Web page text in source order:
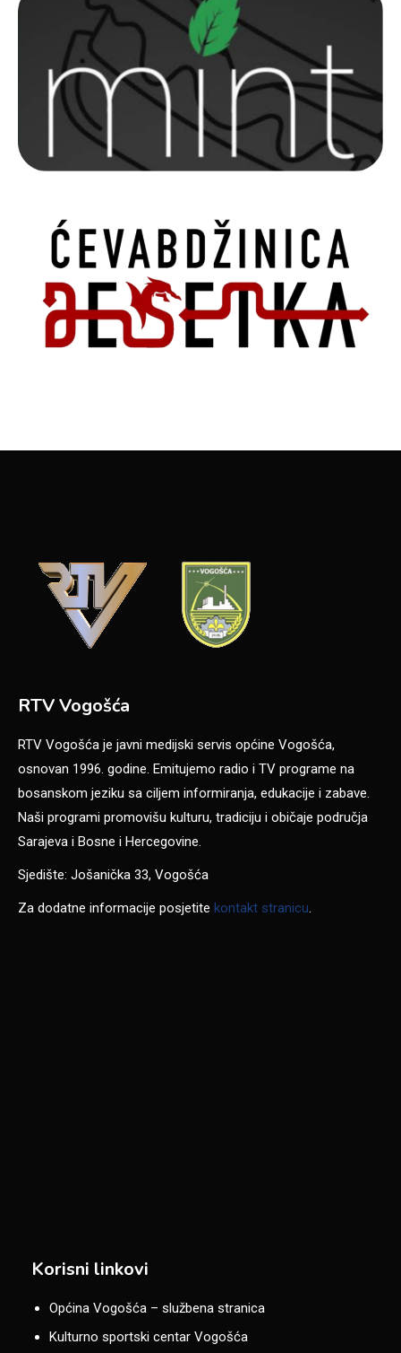
RTV Vogošća
RTV Vogošća je javni medijski servis općine Vogošća,
osnovan 1996. godine. Emitujemo radio i TV programe na
bosanskom jeziku sa ciljem informiranja, edukacije i zabave.
Naši programi promovišu kulturu, tradiciju i običaje područja
Sarajeva i Bosne i Hercegovine.
Sjedište: Jošanička 33, Vogošća
Za dodatne informacije posjetite kontakt stranicu.
Korisni linkovi
Općina Vogošća – službena stranica
Kulturno sportski centar Vogošća